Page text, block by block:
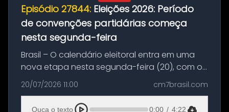
Episódio 27844: Eleições 2026: Período
de convenções partidárias começa
nesta segunda-feira
Brasil – O calendário eleitoral entra em uma
nova etapa nesta segunda-feira (20), com o
início do período destinado às convenções
partidárias. Até 5 de agosto, partidos e
federações poderão oficializa...
20/07/2026 11:00 cm7brasil.com
Ouça o texto 0:00 / 4:22